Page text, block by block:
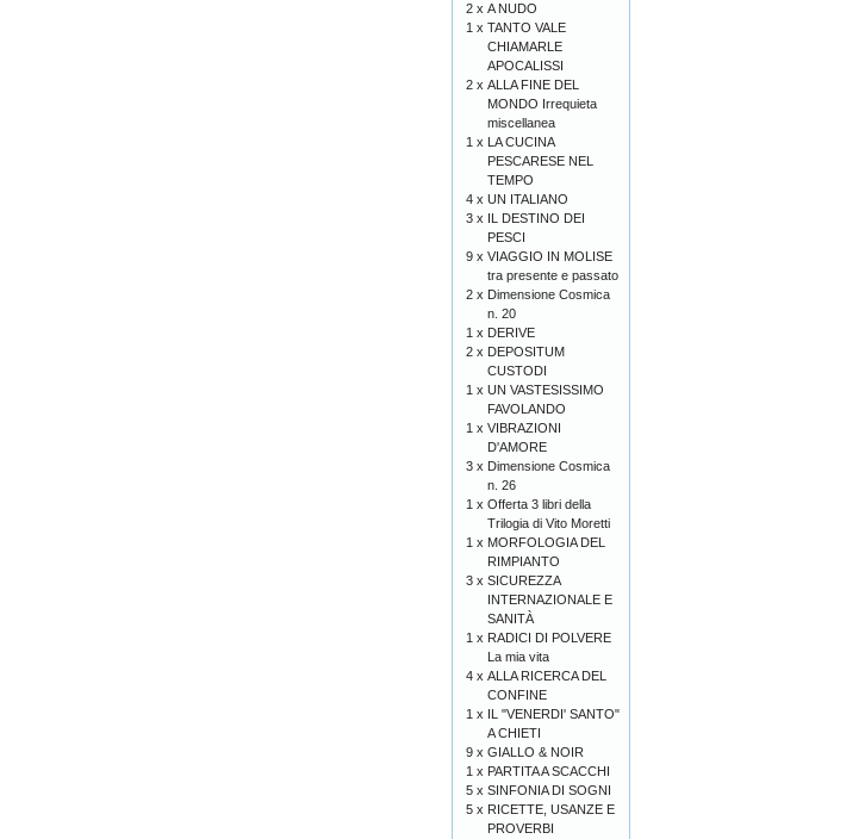
2 x A NUDO
1 x TANTO VALE
CHIAMARLE
APOCALISSI
2 x ALLA FINE DEL
MONDO Irrequieta
miscellanea
1 x LA CUCINA
PESCARESE NEL
TEMPO
4 x UN ITALIANO
3 x IL DESTINO DEI
PESCI
9 x VIAGGIO IN MOLISE
tra presente e passato
2 x Dimensione Cosmica
n. 20
1 x DERIVE
2 x DEPOSITUM
CUSTODI
1 x UN VASTESISSIMO
FAVOLANDO
1 x VIBRAZIONI
D'AMORE
3 x Dimensione Cosmica
n. 26
1 x Offerta 3 libri della
Trilogia di Vito Moretti
1 x MORFOLOGIA DEL
RIMPIANTO
3 x SICUREZZA
INTERNAZIONALE E
SANITÀ
1 x RADICI DI POLVERE
La mia vita
4 x ALLA RICERCA DEL
CONFINE
1 x IL "VENERDI' SANTO"
A CHIETI
9 x GIALLO & NOIR
1 x PARTITA A SCACCHI
5 x SINFONIA DI SOGNI
5 x RICETTE, USANZE E
PROVERBI